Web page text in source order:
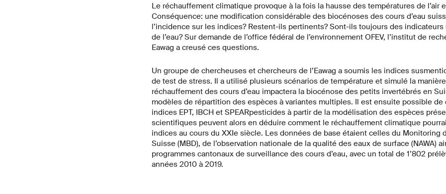
Le réchauffement climatique provoque à la fois la hausse des températures de l’air
Conséquence: une modification considérable des biocénoses des cours d’eau
l’incidence sur les indices? Restent-ils pertinents? Sont-ils toujours des
de l’eau? Sur demande de l’office fédéral de l’environnement OFEV, l’institut de
Eawag a creusé ces questions.
Un groupe de chercheuses et chercheurs de l’Eawag a soumis les indices
de test de stress. Il a utilisé plusieurs scénarios de température et simulé la
réchauffement des cours d’eau impactera la biocénose des petits invertébrés en
modèles de répartition des espèces à variantes multiples. Il est ensuite possible de
indices EPT, IBCH et SPEARpesticides à partir de la modélisation des espèces
scientifiques peuvent alors en déduire comment le réchauffement climatique
indices au cours du XXIe siècle. Les données de base étaient celles du Monitoring
Suisse (MBD), de l’observation nationale de la qualité des eaux de surface (NAWA)
programmes cantonaux de surveillance des cours d’eau, avec un total de 1’802
années 2010 à 2019.